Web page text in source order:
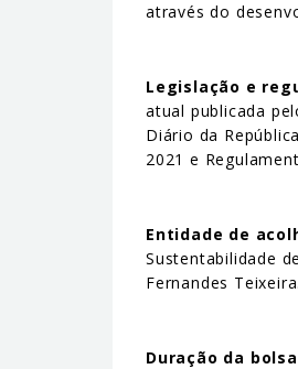
através do
Legislação e
atual publicada
Diário da
2021 e
Entidade de
Sustentabilidade
Fernandes Teixeira.
Duração da bolsa